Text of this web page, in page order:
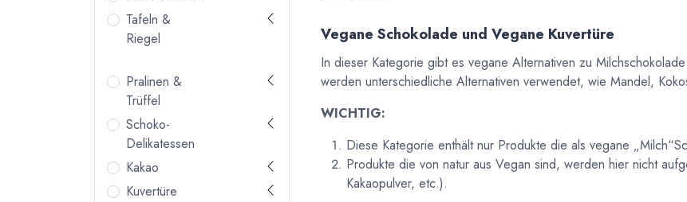
Tafeln &
Riegel
Pralinen &
Trüffel
Schoko-
Delikatessen
Kakao
Kuvertüre
Vegane Schokolade und Vegane Kuvertüre
In dieser Kategorie gibt es vegane Alternativen zu
werden unterschiedliche Alternativen verwendet, wie Mandel,
WICHTIG:
Diese Kategorie enthält nur Produkte die als vegane
Produkte die von natur aus Vegan sind, werden hier nicht
Kakaopulver, etc.).